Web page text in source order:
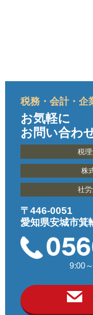
税務・会計・企
お気軽に
お問い合わ
税理
株
社
〒446-0051
愛知県安城市箕
9:00